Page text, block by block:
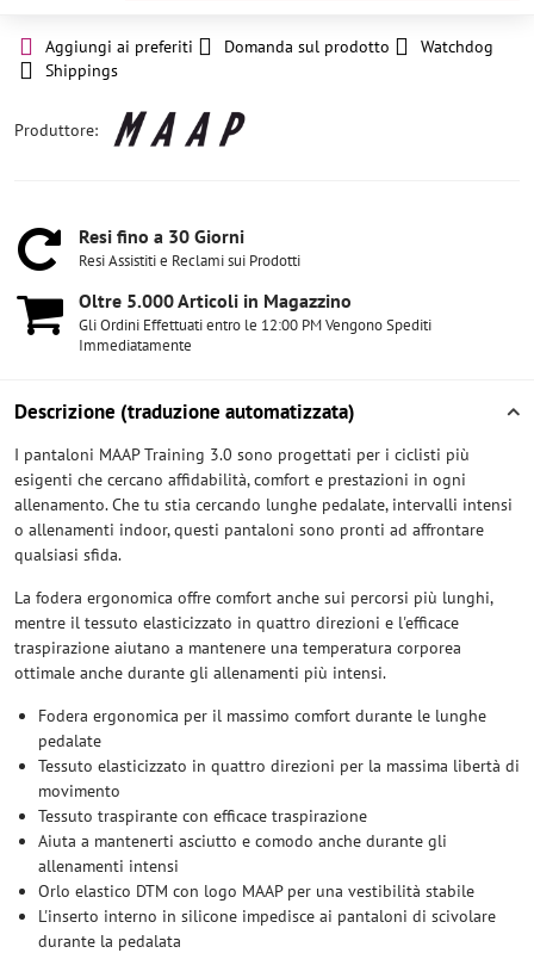
Aggiungi ai preferiti Domanda sul prodotto
Watchdog
Shippings
Produttore:
Resi fino a 30 Giorni
Resi Assistiti e Reclami sui Prodotti
Oltre 5​.000 Articoli in Magazzino
Gli Ordini Effettuati entro le 12:00 PM Vengono Spediti
Immediatamente
Descrizione (traduzione automatizzata)
I pantaloni MAAP Training 3.0 sono progettati per i ciclisti più
esigenti che cercano affidabilità, comfort e prestazioni in ogni
allenamento. Che tu stia cercando lunghe pedalate, intervalli intensi
o allenamenti indoor, questi pantaloni sono pronti ad affrontare
qualsiasi sfida.
La fodera ergonomica offre comfort anche sui percorsi più lunghi,
mentre il tessuto elasticizzato in quattro direzioni e l'efficace
traspirazione aiutano a mantenere una temperatura corporea
ottimale anche durante gli allenamenti più intensi.
Fodera ergonomica per il massimo comfort durante le lunghe
pedalate
Tessuto elasticizzato in quattro direzioni per la massima libertà di
movimento
Tessuto traspirante con efficace traspirazione
Aiuta a mantenerti asciutto e comodo anche durante gli
allenamenti intensi
Orlo elastico DTM con logo MAAP per una vestibilità stabile
L'inserto interno in silicone impedisce ai pantaloni di scivolare
durante la pedalata